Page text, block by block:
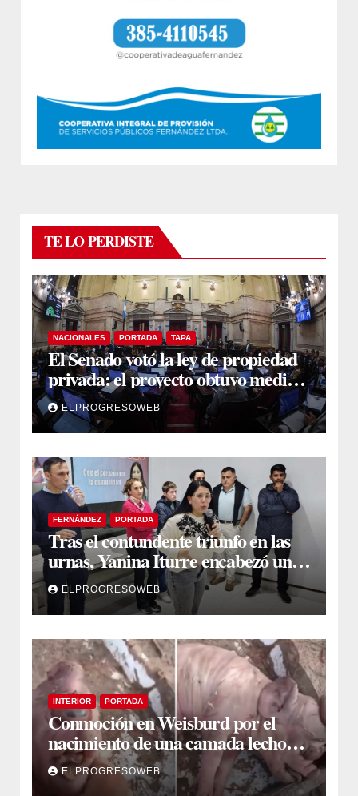
TE LO PERDISTE
NACIONALES PORTADA TAPA
El Senado votó la ley de propiedad
privada: el proyecto obtuvo media
sanción
ELPROGRESOWEB
FERNÁNDEZ PORTADA
Tras el contundente triunfo en las
urnas, Yanina Iturre encabezó un
encuentro con vecinos y dirigentes
en Fernández
ELPROGRESOWEB
INTERIOR PORTADA
Conmoción en Weisburd por el
nacimiento de una camada lechones
con graves deformaciones
ELPROGRESOWEB